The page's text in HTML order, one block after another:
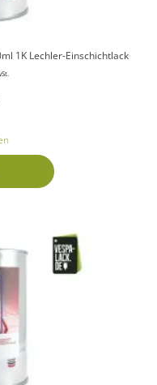
1K Lechler-Einschichtlack